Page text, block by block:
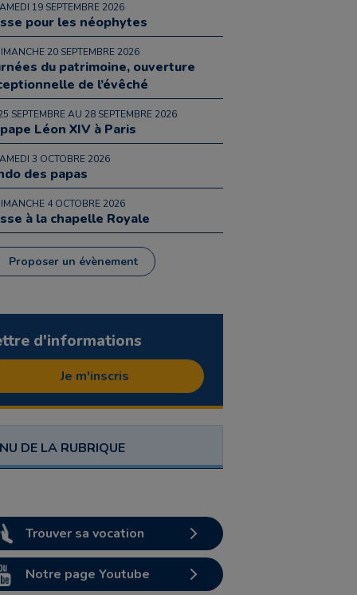
19 SEPTEMBRE 2026
pour les néophytes
20 SEPTEMBRE 2026
du patrimoine, ouverture
de l’évêché
SEPTEMBRE AU 28 SEPTEMBRE 2026
Léon XIV à Paris
3 OCTOBRE 2026
des papas
4 OCTOBRE 2026
à la chapelle Royale
Proposer un évènement
d'informations
Je m'inscris
DE LA RUBRIQUE
Trouver sa vocation
Notre page Youtube